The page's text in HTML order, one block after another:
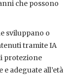
che possono
sviluppano o
tramite IA
protezione
adeguate all’età